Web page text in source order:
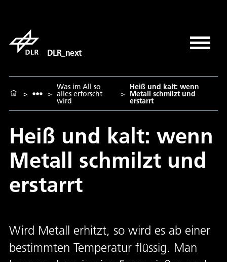
DLR_next
> >
Was im All so
alles erforscht
wird
>
Heiß und kalt: wenn
Metall schmilzt und
erstarrt
Heiß und kalt: wenn
Metall schmilzt und
erstarrt
Wird Metall erhitzt, so wird es ab einer
bestimmten Temperatur flüssig. Man